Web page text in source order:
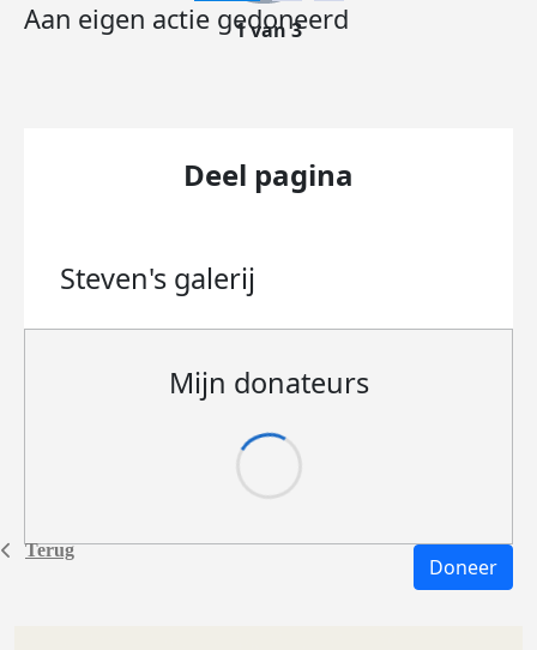
Terug
Aan eigen actie gedoneerd
1 van 3
Deel pagina
Steven's galerij
Mijn donateurs
Doneer